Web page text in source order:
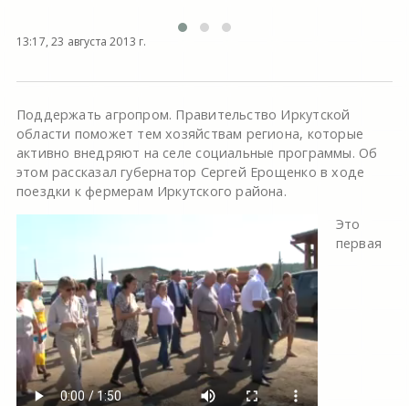
13:17, 23 августа 2013 г.
Поддержать агропром. Правительство Иркутской
области поможет тем хозяйствам региона, которые
активно внедряют на селе социальные программы. Об
этом рассказал губернатор Сергей Ерощенко в ходе
поездки к фермерам Иркутского района.
Это
первая